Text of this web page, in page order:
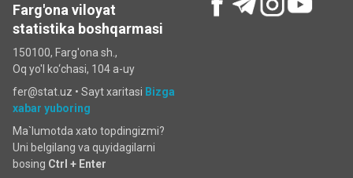
Farg'ona viloyat
statistika boshqarmasi
150100, Farg'ona sh.,
Oq yo'l ko‘chаsi, 104 a-uy
fer@stat.uz • Sayt xaritasi Bizga
xabar yuboring
Ma`lumotda xato topdingizmi?
Uni belgilang va quyidagilarni
bosing Ctrl + Enter